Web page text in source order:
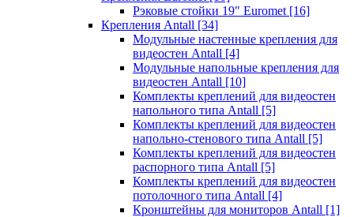
Рэковые стойки 19" Euromet [16]
Крепления Antall [34]
Модульные настенные крепления для
видеостен Antall [4]
Модульные напольные крепления для
видеостен Antall [10]
Комплекты креплений для видеостен
напольного типа Antall [5]
Комплекты креплений для видеостен
напольно-стенового типа Antall [5]
Комплекты креплений для видеостен
распорного типа Antall [5]
Комплекты креплений для видеостен
потолочного типа Antall [4]
Кронштейны для мониторов Antall [1]